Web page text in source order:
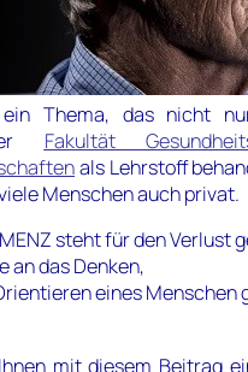
Thema, das nicht
Fakultät
als Lehrstoff
Menschen auch privat.
steht für den Verlust
an das Denken,
eines Menschen
mit diesem Beitrag